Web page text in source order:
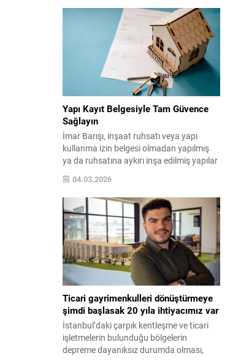
Yapı Kayıt Belgesiyle Tam Güvence
Sağlayın
İmar Barışı, inşaat ruhsatı veya yapı
kullanma izin belgesi olmadan yapılmış
ya da ruhsatına aykırı inşa edilmiş yapılar
için devlet tarafından sunulan bir
düzenlemedir. Amaç, şehirlerde çarpık
yapılaşmayı önlemek, kayıt dışı konut
stoğunu kayıt altına almak ve imar
mevzuatıyla uyumlu olmayan yapıların
yasal statü kazanmasını sağlamaktır. Bu
program kapsamında, yapı...
04.03.2026
Ticari gayrimenkulleri dönüştürmeye
şimdi başlasak 20 yıla ihtiyacımız var
İstanbul’daki çarpık kentleşme ve ticari
işletmelerin bulunduğu bölgelerin
depreme dayanıksız durumda olması,